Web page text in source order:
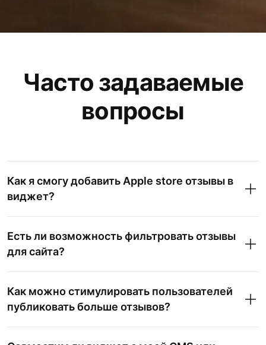
Часто задаваемые
вопросы
Как я смогу добавить Apple store отзывы в
виджет?
Есть ли возможность фильтровать отзывы
для сайта?
Как можно стимулировать пользователей
публиковать больше отзывов?